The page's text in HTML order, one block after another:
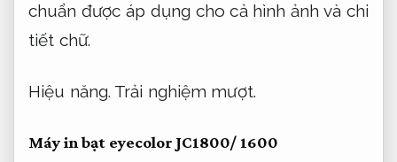
chuẩn được áp dụng cho cả hình ảnh và chi
tiết chữ.
Hiệu năng. Trải nghiệm mượt.
Máy in bạt eyecolor JC1800/ 1600